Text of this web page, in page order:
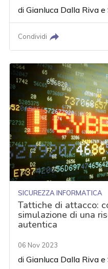
diGianluca Dalla Riva e
Condividi
SICUREZZA INFORMATICA
Tattiche di attacco:
simulazione di una
autentica
06 Nov 2023
diGianluca Dalla Riva e